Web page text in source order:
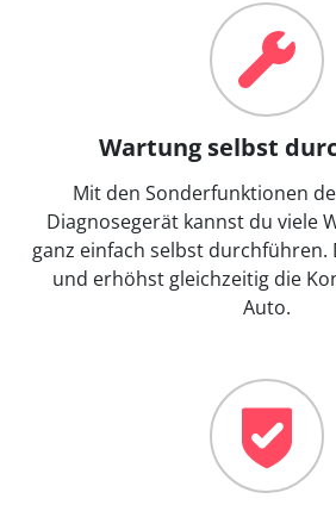
Wartung selbst
Mit den Sonderfunktionen
Diagnosegerät kannst du viele
ganz einfach selbst durchführen.
und erhöhst gleichzeitig die
Auto.